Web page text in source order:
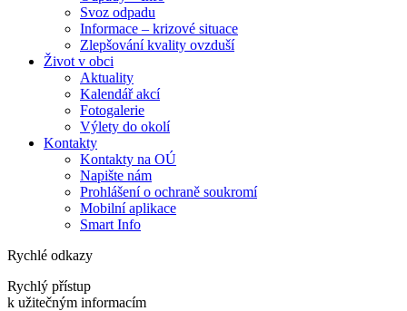
Svoz odpadu
Informace – krizové situace
Zlepšování kvality ovzduší
Život v obci
Aktuality
Kalendář akcí
Fotogalerie
Výlety do okolí
Kontakty
Kontakty na OÚ
Napište nám
Prohlášení o ochraně soukromí
Mobilní aplikace
Smart Info
Rychlé odkazy
Rychlý přístup
k užitečným informacím